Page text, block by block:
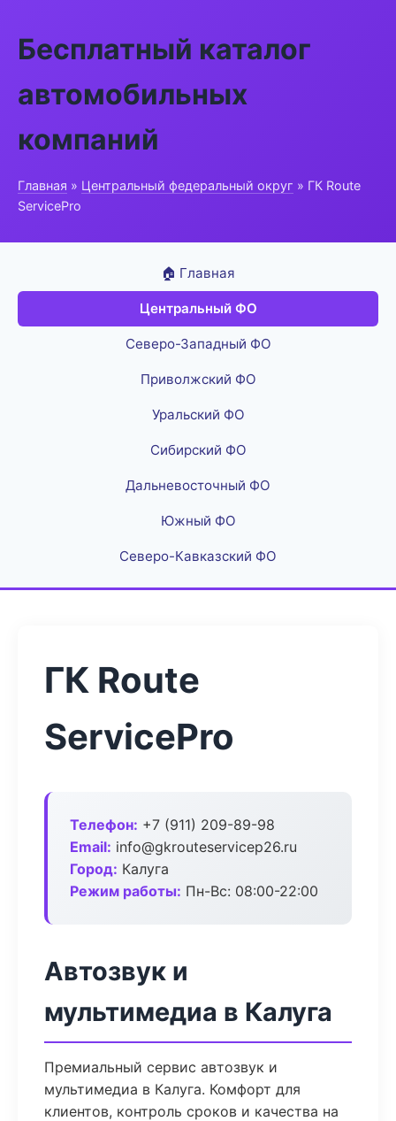
Бесплатный каталог
автомобильных
компаний
Главная » Центральный федеральный округ » ГК Route
ServicePro
🏠 Главная
Центральный ФО
Северо-Западный ФО
Приволжский ФО
Уральский ФО
Сибирский ФО
Дальневосточный ФО
Южный ФО
Северо-Кавказский ФО
ГК Route
ServicePro
Телефон: +7 (911) 209-89-98
Email: info@gkrouteservicep26.ru
Город: Калуга
Режим работы: Пн-Вс: 08:00-22:00
Автозвук и
мультимедиа в Калуга
Премиальный сервис автозвук и
мультимедиа в Калуга. Комфорт для
клиентов, контроль сроков и качества на